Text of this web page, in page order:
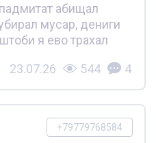
абищал
мусар, дениги
я ево трахал
23.07.26 544 4
+79779768584